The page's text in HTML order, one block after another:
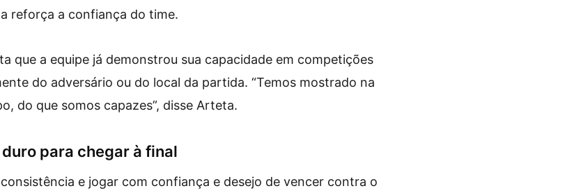
reforça a confiança do time.
que a equipe já demonstrou sua capacidade em competições
do adversário ou do local da partida. “Temos mostrado na
do que somos capazes”, disse Arteta.
para chegar à final
e jogar com confiança e desejo de vencer contra o